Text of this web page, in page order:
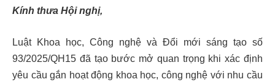
Kính thưa Hội nghị,
Luật Khoa học, Công nghệ và Đổi mới sáng tạo số
93/2025/QH15 đã tạo bước mở quan trọng khi xác định
yêu cầu gắn hoạt động khoa học, công nghệ với nhu cầu